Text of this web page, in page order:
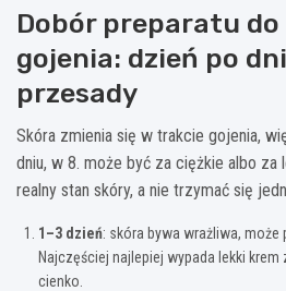
Dobór preparatu
gojenia: dzień po
przesady
Skóra zmienia się w trakcie gojenia,
dniu, w 8. może być za ciężkie albo za
realny stan skóry, a nie trzymać się
1–3 dzień: skóra bywa wrażliwa, może
Najczęściej najlepiej wypada lekki krem
cienko.